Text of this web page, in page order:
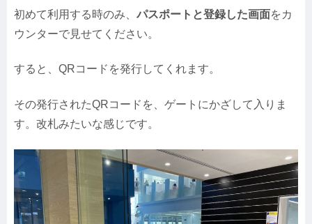
初めて利用する時のみ、 パスポートと登録した画面をカ
ウンターで見せてください。
すると、QRコードを発行してくれます。
その発行されたQRコードを、ゲートにかざして入りま
す。改札みたいな感じです。